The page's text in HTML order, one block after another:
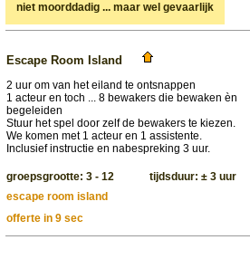
niet moorddadig ... maar wel gevaarlijk
Escape Room Island
2 uur om van het eiland te ontsnappen
1 acteur en toch ... 8 bewakers die bewaken èn
begeleiden
Stuur het spel door zelf de bewakers te kiezen.
We komen met 1 acteur en 1 assistente.
Inclusief instructie en nabespreking 3 uur.
groepsgrootte: 3 - 12 tijdsduur: ± 3 uur
escape room island
offerte in 9 sec